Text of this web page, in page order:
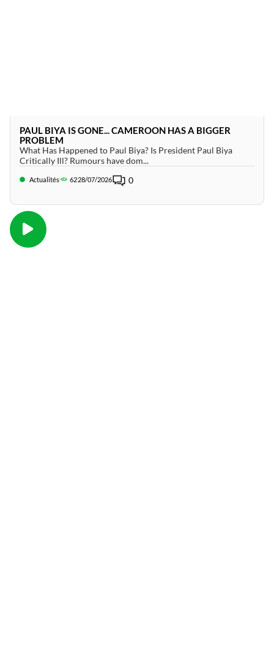
PAUL BIYA IS GONE... CAMEROON HAS A BIGGER
PROBLEM
What Has Happened to Paul Biya? Is President Paul Biya
Critically Ill? Rumours have dom...
Actualités 6228/07/2026 0